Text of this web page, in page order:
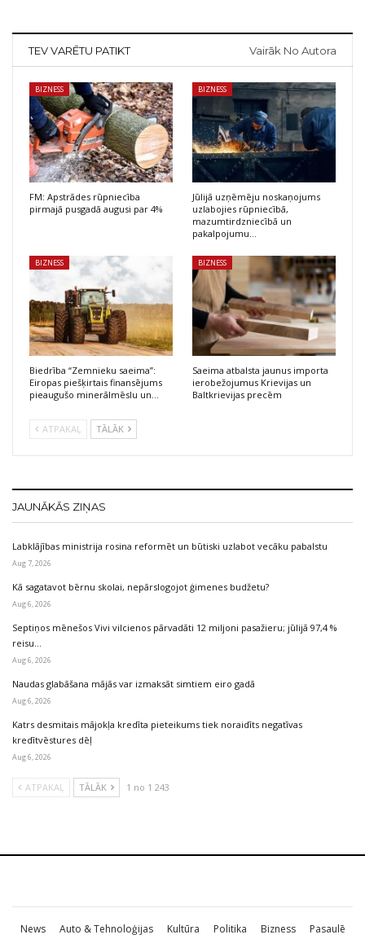
TEV VARĒTU PATIKT Vairāk No Autora
BIZNESS
FM: Apstrādes rūpniecība
pirmajā pusgadā augusi par 4%
BIZNESS
Jūlijā uzņēmēju noskaņojums
uzlabojies rūpniecībā,
mazumtirdzniecībā un
pakalpojumu…
BIZNESS
Biedrība “Zemnieku saeima”:
Eiropas piešķirtais finansējums
pieaugušo minerālmēslu un…
BIZNESS
Saeima atbalsta jaunus importa
ierobežojumus Krievijas un
Baltkrievijas precēm
ATPAKAĻ TĀLĀK
JAUNĀKĀS ZIŅAS
Labklājības ministrija rosina reformēt un būtiski uzlabot vecāku pabalstu
Aug 7, 2026
Kā sagatavot bērnu skolai, nepārslogojot ģimenes budžetu?
Aug 6, 2026
Septiņos mēnešos Vivi vilcienos pārvadāti 12 miljoni pasažieru; jūlijā 97,4 %
reisu…
Aug 6, 2026
Naudas glabāšana mājās var izmaksāt simtiem eiro gadā
Aug 6, 2026
Katrs desmitais mājokļa kredīta pieteikums tiek noraidīts negatīvas
kredītvēstures dēļ
Aug 6, 2026
ATPAKAĻ TĀLĀK 1 no 1 243
News Auto & Tehnoloģijas Kultūra Politika Bizness Pasaulē